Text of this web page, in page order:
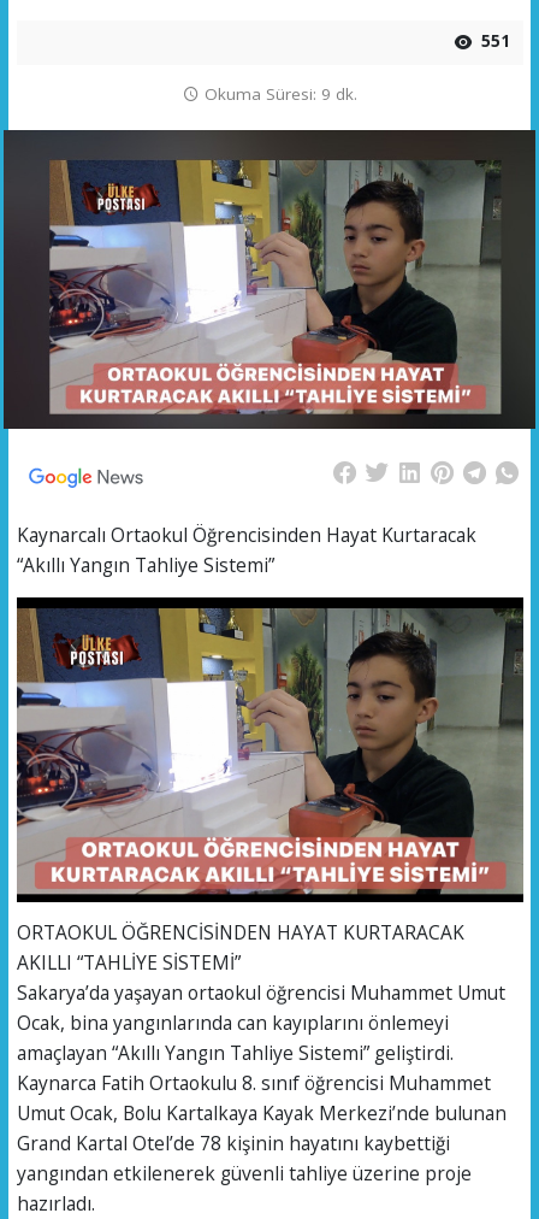
551
Okuma Süresi: 9 dk.
Kaynarcalı Ortaokul Öğrencisinden Hayat Kurtaracak
“Akıllı Yangın Tahliye Sistemi”
ORTAOKUL ÖĞRENCİSİNDEN HAYAT KURTARACAK
AKILLI “TAHLİYE SİSTEMİ”
Sakarya’da yaşayan ortaokul öğrencisi Muhammet Umut
Ocak, bina yangınlarında can kayıplarını önlemeyi
amaçlayan “Akıllı Yangın Tahliye Sistemi” geliştirdi.
Kaynarca Fatih Ortaokulu 8. sınıf öğrencisi Muhammet
Umut Ocak, Bolu Kartalkaya Kayak Merkezi’nde bulunan
Grand Kartal Otel’de 78 kişinin hayatını kaybettiği
yangından etkilenerek güvenli tahliye üzerine proje
hazırladı.